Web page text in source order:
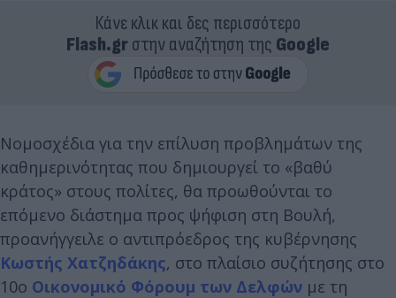
Κάνε κλικ και δες περισσότερο
Flash.grστην αναζήτηση της Google
Νομοσχέδια για την επίλυση προβλημάτων της
καθημερινότητας που δημιουργεί το «βαθύ
κράτος» στους πολίτες, θα προωθούνται το
επόμενο διάστημα προς ψήφιση στη Βουλή,
προανήγγειλε ο αντιπρόεδρος της κυβέρνησης
Κωστής Χατζηδάκης, στο πλαίσιο συζήτησης στο
10o Οικονομικό Φόρουμ των Δελφών με τη